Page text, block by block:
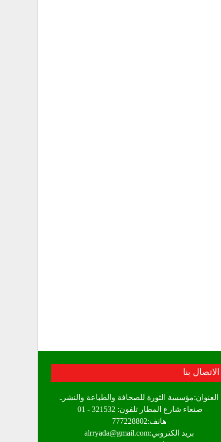
الاتصال بنا
العنوان:مؤسسة الثورة للصحافة والطباعة والنشرـ
هاتف:777228802
بريد الكتروني:alrryada@gmail.com